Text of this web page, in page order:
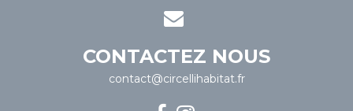
CONTACTEZ NOUS
contact@circellihabitat.fr